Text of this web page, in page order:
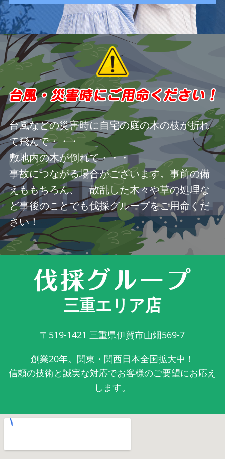
台風などの災害時に自宅の庭の木の枝が折れ
て飛んで・・・
敷地内の木が倒れて・・・
事故につながる場合がございます。事前の備
えももちろん、 散乱した木々や草の処理な
ど事後のことでも伐採グループをご用命くだ
さい！
三重エリア店
〒519-1421 三重県伊賀市山畑569-7
創業20年。関東・関西日本全国拡大中！
信頼の技術と誠実な対応でお客様のご要望にお応え
します。